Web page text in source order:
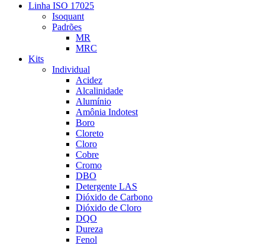
Linha ISO 17025
Isoquant
Padrões
MR
MRC
Kits
Individual
Acidez
Alcalinidade
Alumínio
Amônia Indotest
Boro
Cloreto
Cloro
Cobre
Cromo
DBO
Detergente LAS
Dióxido de Carbono
Dióxido de Cloro
DQO
Dureza
Fenol